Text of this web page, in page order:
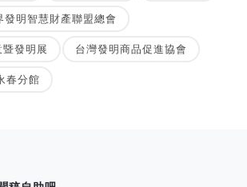
發明智慧財產聯盟總會
發明展 台灣發明商品促進協會
春分館